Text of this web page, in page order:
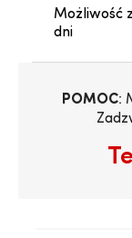
Możliwość
dni
POMOC: